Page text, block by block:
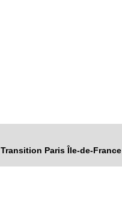
Transition Paris Île-de-France